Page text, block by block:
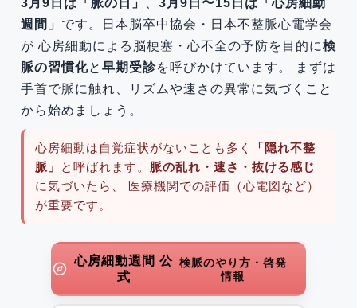
3月9日は「脈の日」
3月9日〜15日は「心房細動
週間」 です。日本脳卒中協会・日本不整脈心電学会
が 心房細動による脳梗塞・心不全の予防を目的に検
脈の習慣化と 早期受診を呼びかけています。 まずは
手首で脈に触れ、リズムや速さの異常に気づくこと
から始めましょう。
心房細動は自覚症状がないことも多く
「隠れ不整
脈」
と呼ばれます。 脈の乱れ・速さ・抜ける感じ
に気づいたら、 医療機関での評価（心電図など）
が重要です。
心房細動週間 公
式
検脈のやり方・啓発
情報